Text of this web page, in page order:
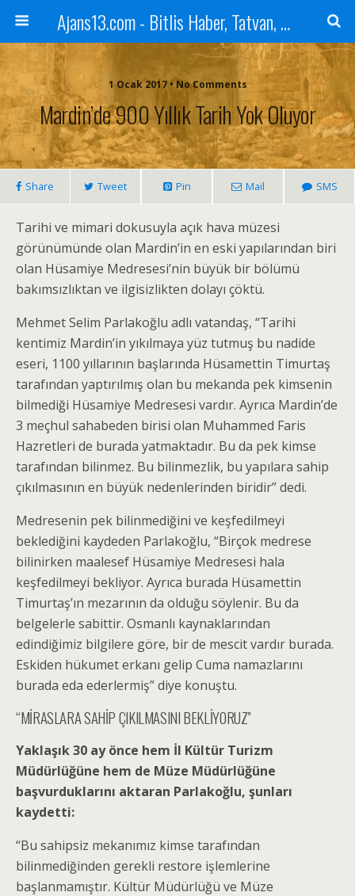
Ajans13.com - Bitlis Haber, Tatvan, Ahlat, Adilcevaz, Mutki, Hizan, Güroymak, Gazete, Ajans, 13, Haber
1 Ocak 2017 • No Comments
Mardin’de 900 Yıllık Tarih Yok Oluyor
Share Tweet Pin Mail SMS
Tarihi ve mimari dokusuyla açık hava müzesi
görünümünde olan Mardin’in en eski yapılarından biri
olan Hüsamiye Medresesi’nin büyük bir bölümü
bakımsızlıktan ve ilgisizlikten dolayı çöktü.
Mehmet Selim Parlakoğlu adlı vatandaş, “Tarihi
kentimiz Mardin’in yıkılmaya yüz tutmuş bu nadide
eseri, 1100 yıllarının başlarında Hüsamettin Timurtaş
tarafından yaptırılmış olan bu mekanda pek kimsenin
bilmediği Hüsamiye Medresesi vardır. Ayrıca Mardin’de
3 meçhul sahabeden birisi olan Muhammed Faris
Hazretleri de burada yatmaktadır. Bu da pek kimse
tarafından bilinmez. Bu bilinmezlik, bu yapılara sahip
çıkılmasının en büyük nedenlerinden biridir” dedi.
Medresenin pek bilinmediğini ve keşfedilmeyi
beklediğini kaydeden Parlakoğlu, “Birçok medrese
bilinirken maalesef Hüsamiye Medresesi hala
keşfedilmeyi bekliyor. Ayrıca burada Hüsamettin
Timurtaş’ın mezarının da olduğu söylenir. Bu da
belgelerle sabittir. Osmanlı kaynaklarından
edindiğimiz bilgilere göre, bir de mescit vardır burada.
Eskiden hükumet erkanı gelip Cuma namazlarını
burada eda ederlermiş” diye konuştu.
“MİRASLARA SAHİP ÇIKILMASINI BEKLİYORUZ”
Yaklaşık 30 ay önce hem İl Kültür Turizm
Müdürlüğüne hem de Müze Müdürlüğüne
başvurduklarını aktaran Parlakoğlu, şunları
kaydetti:
“Bu sahipsiz mekanımız kimse tarafından
bilinmediğinden gerekli restore işlemlerine
başlanmamıştır. Kültür Müdürlüğü ve Müze